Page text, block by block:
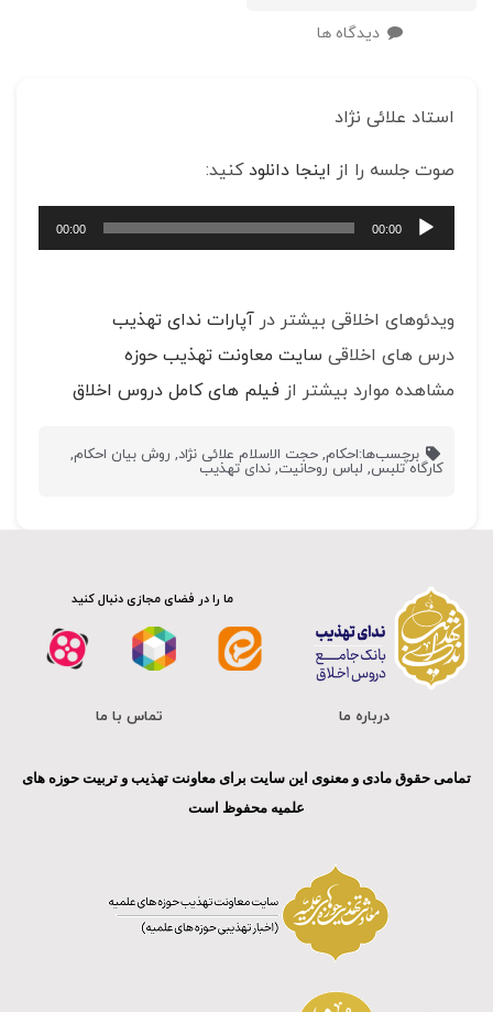
دیدگاه ها
استاد علائی نژاد
صوت جلسه را از اینجا دانلودکنید:
پخش‌کننده
صوت
00:00
00:00
ویدئوهای اخلاقی بیشتر در آپارات ندای تهذیب
درس های اخلاقی سایت معاونت تهذیب حوزه
مشاهده موارد بیشتر از فیلم های کامل دروس اخلاق
برچسب‌ها:احکام,حجت الاسلام علائی نژاد, روش بیان احکام,
کارگاه تلبس, لباس روحانیت, ندای تهذیب
ما را در فضای مجازی دنبال کنید
درباره ما تماس با ما
تمامی حقوق مادی و معنوی این سایت برای معاونت تهذیب و تربیت حوزه های
علمیه محفوظ است